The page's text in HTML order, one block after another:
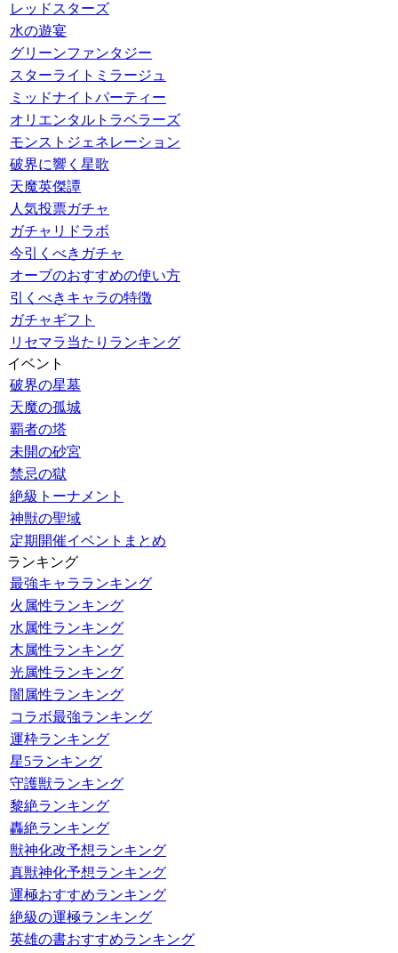
レッドスターズ
水の遊宴
グリーンファンタジー
スターライトミラージュ
ミッドナイトパーティー
オリエンタルトラベラーズ
モンストジェネレーション
破界に響く星歌
天魔英傑譚
人気投票ガチャ
ガチャリドラボ
今引くべきガチャ
オーブのおすすめの使い方
引くべきキャラの特徴
ガチャギフト
リセマラ当たりランキング
イベント
破界の星墓
天魔の孤城
覇者の塔
未開の砂宮
禁忌の獄
絶級トーナメント
神獣の聖域
定期開催イベントまとめ
ランキング
最強キャラランキング
火属性ランキング
水属性ランキング
木属性ランキング
光属性ランキング
闇属性ランキング
コラボ最強ランキング
運枠ランキング
星5ランキング
守護獣ランキング
黎絶ランキング
轟絶ランキング
獣神化改予想ランキング
真獣神化予想ランキング
運極おすすめランキング
絶級の運極ランキング
英雄の書おすすめランキング